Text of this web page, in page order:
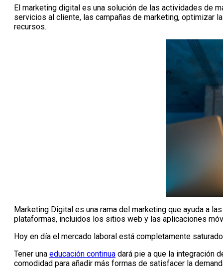
El marketing digital es una solución de las actividades de
servicios al cliente, las campañas de marketing, optimizar
recursos.
Marketing Digital es una rama del marketing que ayuda a
plataformas, incluidos los sitios web y las aplicaciones
Hoy en día el mercado laboral está completamente
Tener una educación continua dará pie a que la integración
comodidad para añadir más formas de satisfacer la